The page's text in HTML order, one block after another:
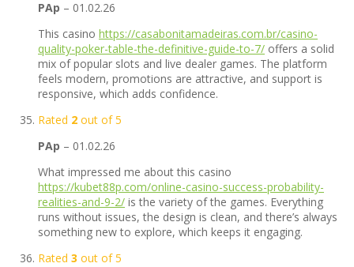
PAp – 01.02.26
This casino https://casabonitamadeiras.com.br/casino-
quality-poker-table-the-definitive-guide-to-7/ offers a solid
mix of popular slots and live dealer games. The platform
feels modern, promotions are attractive, and support is
responsive, which adds confidence.
Rated 2 out of 5
PAp – 01.02.26
What impressed me about this casino
https://kubet88p.com/online-casino-success-probability-
realities-and-9-2/ is the variety of the games. Everything
runs without issues, the design is clean, and there’s always
something new to explore, which keeps it engaging.
Rated 3 out of 5